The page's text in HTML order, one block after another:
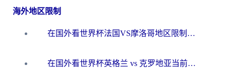
海外地区限制
在国外看世界杯法国VS摩洛哥地区限制？这篇指南让你流畅看中文解说无压力
在国外看世界杯英格兰 vs 克罗地亚当前地区不可播放？这篇指南帮你搞定所有海外观赛难题